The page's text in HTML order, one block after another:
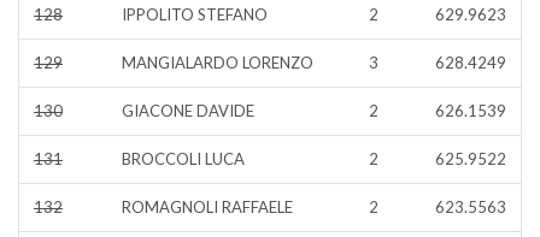
128 IPPOLITO STEFANO 2 629.9623
129 MANGIALARDO LORENZO 3 628.4249
130 GIACONE DAVIDE 2 626.1539
131 BROCCOLI LUCA 2 625.9522
132 ROMAGNOLI RAFFAELE 2 623.5563